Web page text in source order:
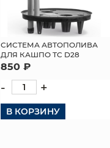
СИСТЕМА АВТОПОЛИВА
ДЛЯ КАШПО ТС D28
850 ₽
- +
В КОРЗИНУ